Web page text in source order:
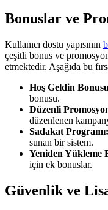
Bonuslar ve
Kullanıcı dostu yapısının
çeşitli bonus ve
etmektedir. Aşağıda bu
Hoş Geldin
bonusu.
Düzenli
düzenlenen
Sadakat Programı:
sunan bir sistem.
Yeniden Yükleme
için ek bonuslar.
Güvenlik ve